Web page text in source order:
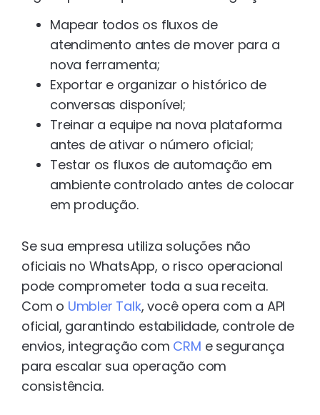
Mapear todos os fluxos de
atendimento antes de mover para a
nova ferramenta;
Exportar e organizar o histórico de
conversas disponível;
Treinar a equipe na nova plataforma
antes de ativar o número oficial;
Testar os fluxos de automação em
ambiente controlado antes de colocar
em produção.
Se sua empresa utiliza soluções não
oficiais no WhatsApp, o risco operacional
pode comprometer toda a sua receita.
Com o Umbler Talk, você opera com a API
oficial, garantindo estabilidade, controle de
envios, integração com CRM e segurança
para escalar sua operação com
consistência.